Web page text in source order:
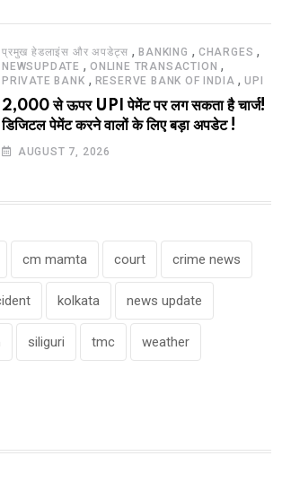
प्रमुख हेडलाइंस और अपडेट्स ,BANKING , CHARGES ,
NEWSUPDATE , ONLINE TRANSACTION ,
PRIVATE BANK , RESERVE BANK OF INDIA ,UPI
2,000 से ऊपर UPI पेमेंट पर लग सकता है चार्ज!
डिजिटल पेमेंट करने वालों के लिए बड़ा अपडेट !
AUGUST 7, 2026
cm mamta court crime news
kolkata news update
siliguri tmc weather